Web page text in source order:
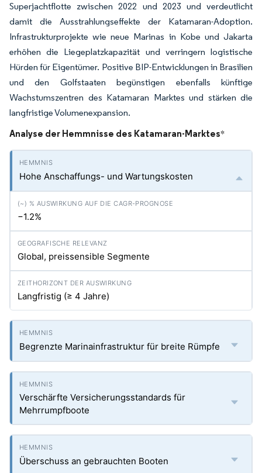
Superjachtflotte zwischen 2022 und 2023 und verdeutlicht
damit die Ausstrahlungseffekte der Katamaran-Adoption.
Infrastrukturprojekte wie neue Marinas in Kobe und Jakarta
erhöhen die Liegeplatzkapazität und verringern logistische
Hürden für Eigentümer. Positive BIP-Entwicklungen in Brasilien
und den Golfstaaten begünstigen ebenfalls künftige
Wachstumszentren des Katamaran Marktes und stärken die
langfristige Volumenexpansion.
Analyse der Hemmnisse des Katamaran-Marktes*
Hohe Anschaffungs- und Wartungskosten
−1.2%
Global, preissensible Segmente
Langfristig (≥ 4 Jahre)
Begrenzte Marinainfrastruktur für breite Rümpfe
Verschärfte Versicherungsstandards für
Mehrrumpfboote
Überschuss an gebrauchten Booten